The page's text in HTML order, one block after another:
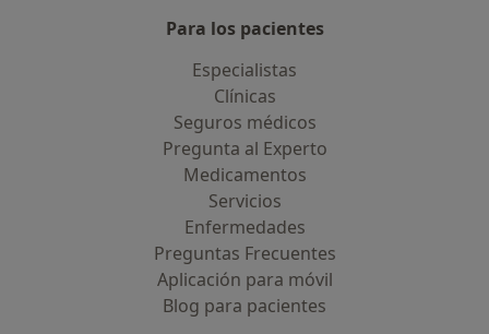
Para los pacientes
Especialistas
Clínicas
Seguros médicos
Pregunta al Experto
Medicamentos
Servicios
Enfermedades
Preguntas Frecuentes
Aplicación para móvil
Blog para pacientes